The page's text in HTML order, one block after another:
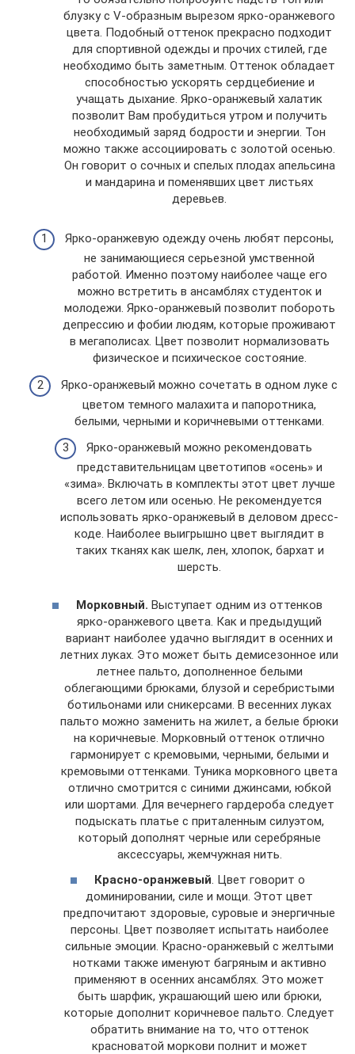
блузку с V-образным вырезом ярко-оранжевого
цвета. Подобный оттенок прекрасно подходит
для спортивной одежды и прочих стилей, где
необходимо быть заметным. Оттенок обладает
способностью ускорять сердцебиение и
учащать дыхание. Ярко-оранжевый халатик
позволит Вам пробудиться утром и получить
необходимый заряд бодрости и энергии. Тон
можно также ассоциировать с золотой осенью.
Он говорит о сочных и спелых плодах апельсина
и мандарина и поменявших цвет листьях
деревьев.
Ярко-оранжевую одежду очень любят персоны,
не занимающиеся серьезной умственной
работой. Именно поэтому наиболее чаще его
можно встретить в ансамблях студенток и
молодежи. Ярко-оранжевый позволит побороть
депрессию и фобии людям, которые проживают
в мегаполисах. Цвет позволит нормализовать
физическое и психическое состояние.
Ярко-оранжевый можно сочетать в одном луке с
цветом темного малахита и папоротника,
белыми, черными и коричневыми оттенками.
Ярко-оранжевый можно рекомендовать
представительницам цветотипов «осень» и
«зима». Включать в комплекты этот цвет лучше
всего летом или осенью. Не рекомендуется
использовать ярко-оранжевый в деловом дресс-
коде. Наиболее выигрышно цвет выглядит в
таких тканях как шелк, лен, хлопок, бархат и
шерсть.
Морковный. Выступает одним из оттенков
ярко-оранжевого цвета. Как и предыдущий
вариант наиболее удачно выглядит в осенних и
летних луках. Это может быть демисезонное или
летнее пальто, дополненное белыми
облегающими брюками, блузой и серебристыми
ботильонами или сникерсами. В весенних луках
пальто можно заменить на жилет, а белые брюки
на коричневые. Морковный оттенок отлично
гармонирует с кремовыми, черными, белыми и
кремовыми оттенками. Туника морковного цвета
отлично смотрится с синими джинсами, юбкой
или шортами. Для вечернего гардероба следует
подыскать платье с приталенным силуэтом,
который дополнят черные или серебряные
аксессуары, жемчужная нить.
Красно-оранжевый. Цвет говорит о
доминировании, силе и мощи. Этот цвет
предпочитают здоровые, суровые и энергичные
персоны. Цвет позволяет испытать наиболее
сильные эмоции. Красно-оранжевый с желтыми
нотками также именуют багряным и активно
применяют в осенних ансамблях. Это может
быть шарфик, украшающий шею или брюки,
которые дополнит коричневое пальто. Следует
обратить внимание на то, что оттенок
красноватой моркови полнит и может